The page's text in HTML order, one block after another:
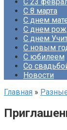
С 8 марта
С днем
С днем
С днем
С новым
С юбилеем
Со
Новости
Главная »